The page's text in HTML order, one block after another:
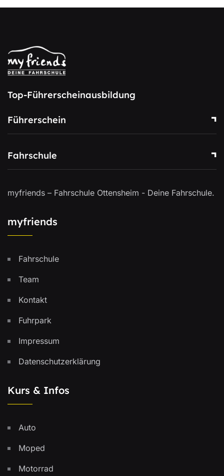
Top-Führerscheinausbildung
Führerschein
Fahrschule
myfriends – Fahrschule Ottensheim - Deine Fahrschule.
myfriends
Fahrschule
Team
Kontakt
Fuhrpark
Impressum
Datenschutzerklärung
Kurs & Infos
Auto
Moped
Motorrad